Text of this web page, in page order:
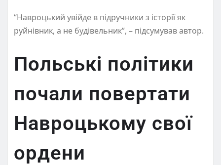
“Навроцький увійде в підручники з історії як
руйнівник, а не будівельник”, – підсумував автор.
Польські політики
почали повертати
Навроцькому свої
ордени